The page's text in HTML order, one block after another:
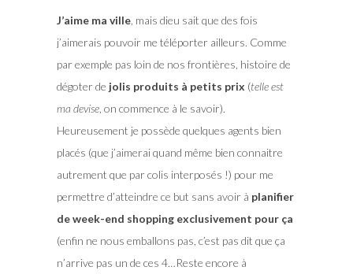
J’aime ma ville, mais dieu sait que des fois
j’aimerais pouvoir me téléporter ailleurs. Comme
par exemple pas loin de nos frontières, histoire de
dégoter de jolis produits à petits prix (telle est
ma devise, on commence à le savoir).
Heureusement je possède quelques agents bien
placés (que j’aimerai quand même bien connaitre
autrement que par colis interposés !) pour me
permettre d’atteindre ce but sans avoir à planifier
de week-end shopping exclusivement pour ça
(enfin ne nous emballons pas, c’est pas dit que ça
n’arrive pas un de ces 4…Reste encore à